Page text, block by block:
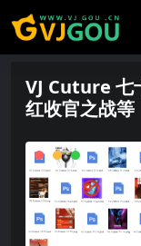
VJ Cuture 七
红收官之战等